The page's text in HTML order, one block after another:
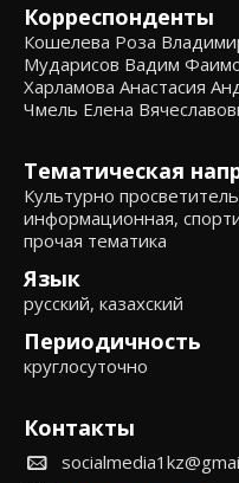
Корреспонденты
Кошелева Роза
Мударисов Вадим
Харламова Анастасия
Чмель Елена
Тематическая
Культурно
информационная,
прочая тематика
Язык
русский, казахский
Периодичность
круглосуточно
Контакты